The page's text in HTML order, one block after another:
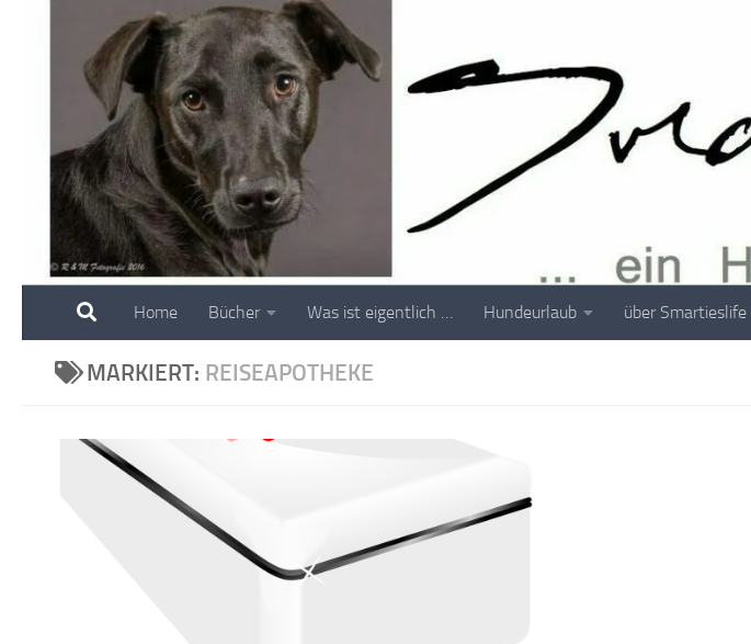
Skip to content
Home Bücher Was ist eigentlich … Hundeurlaub über Smartieslife
MARKIERT: REISEAPOTHEKE